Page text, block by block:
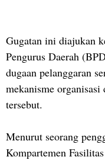
Gugatan ini diajukan
Pengurus Daerah
dugaan pelanggaran
mekanisme
tersebut.
Menurut seorang
Kompartemen